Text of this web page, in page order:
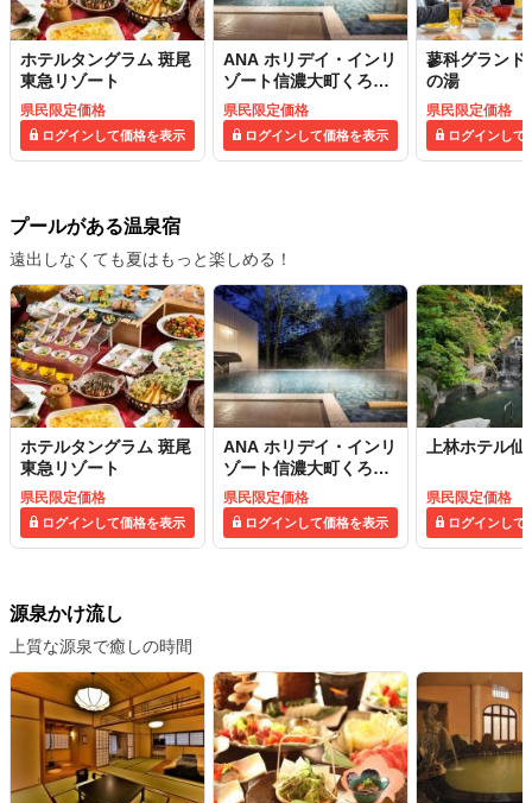
ホテルタングラム 斑尾
東急リゾート
県民限定価格
ログインして価格を表示
ANA ホリデイ・インリ
ゾート信濃大町くろよ
ん
県民限定価格
ログインして価格を表示
蓼科グランド
の湯
県民限定価格
ログインして
プールがある温泉宿
遠出しなくても夏はもっと楽しめる！
ホテルタングラム 斑尾
東急リゾート
県民限定価格
ログインして価格を表示
ANA ホリデイ・インリ
ゾート信濃大町くろよ
ん
県民限定価格
ログインして価格を表示
上林ホテル仙
県民限定価格
ログインして
源泉かけ流し
上質な源泉で癒しの時間